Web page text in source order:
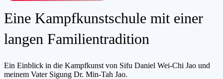
Eine Kampfkunstschule mit einer
langen Familientradition
Ein Einblick in die Kampfkunst von Sifu Daniel Wei-Chi Jao und
meinem Vater Sigung Dr. Min-Tah Jao.